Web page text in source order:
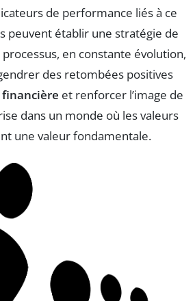
de performance liés à ce
peuvent établir une stratégie de
en constante évolution,
des retombées positives
et renforcer l’image de
dans un monde où les valeurs
une valeur fondamentale.